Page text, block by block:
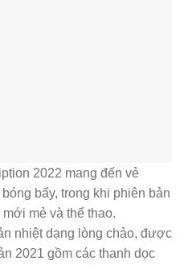
2022 mang đến vẻ
bẩy, trong khi phiên bản
mẻ và thể thao.
nhiệt dạng lòng chảo, được
2021 gồm các thanh dọc